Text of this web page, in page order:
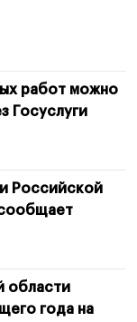
работ можно
Госуслуги
Российской
области
года на